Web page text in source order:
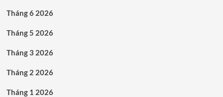
Tháng 6 2026
Tháng 5 2026
Tháng 3 2026
Tháng 2 2026
Tháng 1 2026